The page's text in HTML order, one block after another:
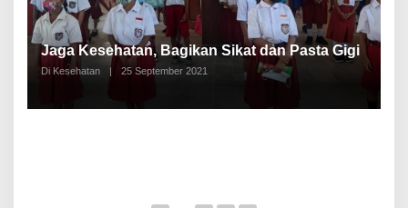
Jaga Kesehatan, Bagikan Sikat dan Pasta Gigi
Di Kesehatan 25 September 2021